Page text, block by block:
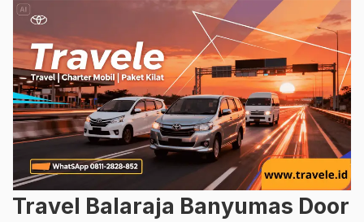
Travel Balaraja Banyumas Door